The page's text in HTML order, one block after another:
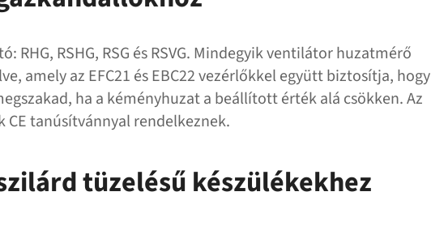
RHG, RSHG, RSG és RSVG. Mindegyik ventilátor huzatmérő
amely az EFC21 és EBC22 vezérlőkkel együtt biztosítja, hogy
ha a kéményhuzat a beállított érték alá csökken. Az
CE tanúsítvánnyal rendelkeznek.
tüzelésű készülékekhez